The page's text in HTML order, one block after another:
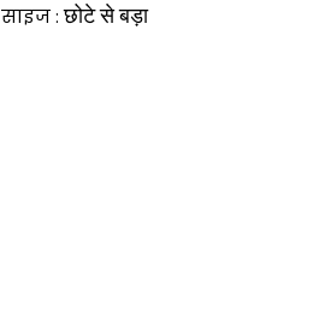
साइज :छोटे से बड़ा